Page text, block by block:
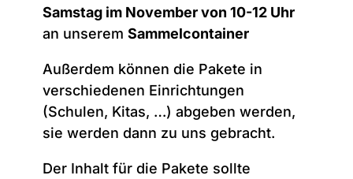
Samstag im November von 10-12 Uhr
an unseremSammelcontainer
Außerdem können die Pakete in
verschiedenen Einrichtungen
(Schulen, Kitas, …) abgeben werden,
sie werden dann zu uns gebracht.
Der Inhalt für die Pakete sollte